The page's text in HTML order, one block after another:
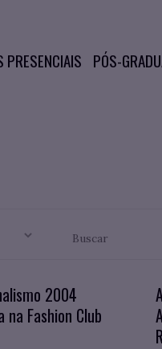
PRESENCIAIS PÓS-
2004
Fashion Club